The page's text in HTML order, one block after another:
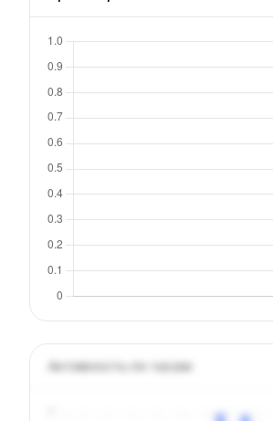
Активность по часам